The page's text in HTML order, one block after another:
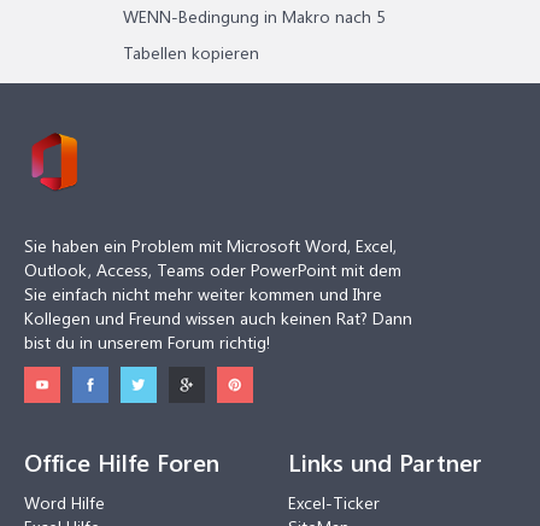
WENN-Bedingung in Makro nach 5
Tabellen kopieren
Sie haben ein Problem mit Microsoft Word, Excel,
Outlook, Access, Teams oder PowerPoint mit dem
Sie einfach nicht mehr weiter kommen und Ihre
Kollegen und Freund wissen auch keinen Rat? Dann
bist du in unserem Forum richtig!
Office Hilfe Foren
Word Hilfe
Links und Partner
Excel-Ticker